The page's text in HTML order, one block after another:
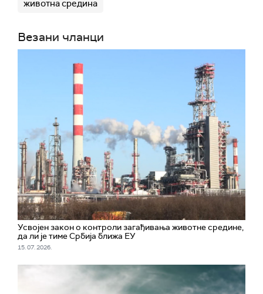
животна средина
Везани чланци
Усвојен закон о контроли загађивања животне средине,
да ли је тиме Србија ближа ЕУ
15. 07. 2026.